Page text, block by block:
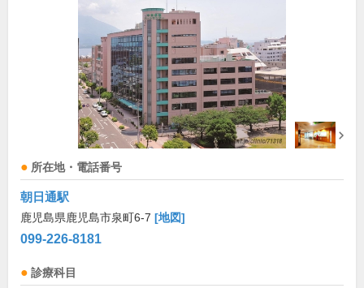
所在地・電話番号
朝日通駅
鹿児島県鹿児島市泉町6-7 [地図]
099-226-8181
診療科目